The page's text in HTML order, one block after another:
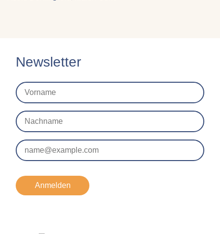
Newsletter
Anmelden